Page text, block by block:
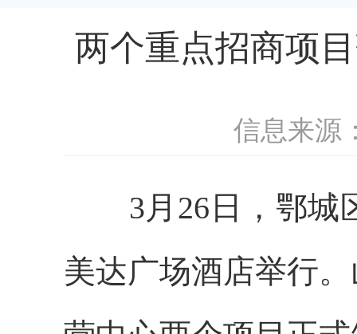
两个重点招商项
信息来源
3月26日，鄂城
美达广场酒店举行